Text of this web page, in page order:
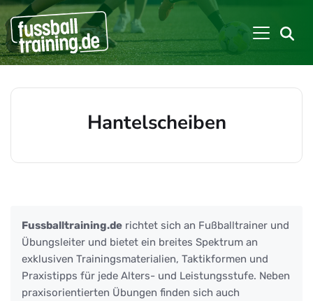
Hantelscheiben
Fussballtraining.de richtet sich an Fußballtrainer und
Übungsleiter und bietet ein breites Spektrum an
exklusiven Trainingsmaterialien, Taktikformen und
Praxistipps für jede Alters- und Leistungsstufe. Neben
praxisorientierten Übungen finden sich auch